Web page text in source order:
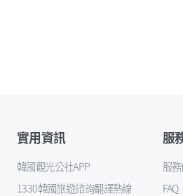
實用資訊
韓國觀光公社APP
1330韓國旅遊諮詢翻譯熱線
服
服
FAQ